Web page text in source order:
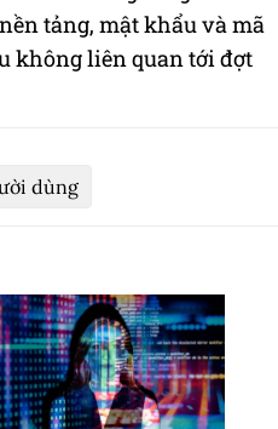
tảng, mật khẩu và mã
không liên quan tới đợt
dùng